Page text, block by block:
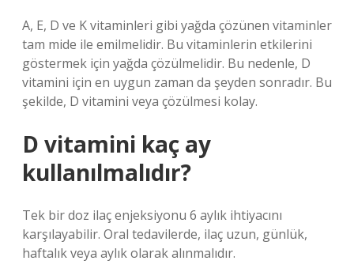
A, E, D ve K vitaminleri gibi yağda çözünen vitaminler
tam mide ile emilmelidir. Bu vitaminlerin etkilerini
göstermek için yağda çözülmelidir. Bu nedenle, D
vitamini için en uygun zaman da şeyden sonradır. Bu
şekilde, D vitamini veya çözülmesi kolay.
D vitamini kaç ay
kullanılmalıdır?
Tek bir doz ilaç enjeksiyonu 6 aylık ihtiyacını
karşılayabilir. Oral tedavilerde, ilaç uzun, günlük,
haftalık veya aylık olarak alınmalıdır.